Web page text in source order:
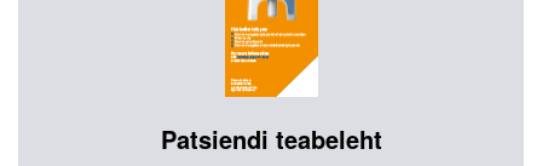
Patsiendi teabeleht